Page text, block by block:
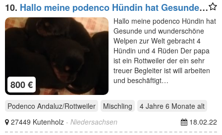
10. Hallo meine podenco Hündin hat Gesunde
und wunderschöne
800 €
Hallo meine podenco Hündin hat
Gesunde und wunderschöne
Welpen zur Welt gebracht 4
Hündin und 4 Rüden Der papa
ist ein Rottweiler der ein sehr
treuer Begleiter ist will arbeiten
und beschäftigt…
Podenco Andaluz/Rottweiler Mischling 4 Jahre 6 Monate alt
27449 Kutenholz - Niedersachsen 18.02.22